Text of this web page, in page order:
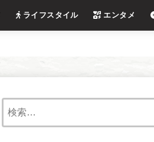
ライフスタイル エンタメ